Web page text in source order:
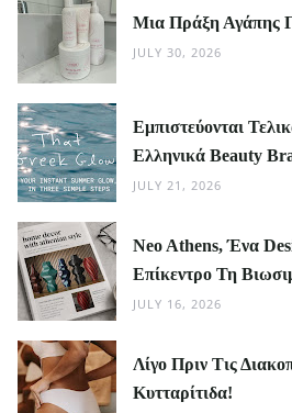
Μια Πράξη Αγάπης
JULY 30, 2026
Εμπιστεύονται
Ελληνικά Beauty
JULY 21, 2026
Neo Athens, Ένα
Επίκεντρο Τη
JULY 16, 2026
Λίγο Πριν Τις
Κυτταρίτιδα!